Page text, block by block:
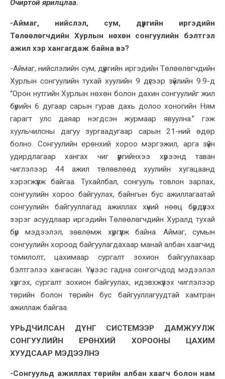
Очиртой ярилцлаа.
-Аймаг, нийслэл, сум, дүүргийн иргэдийн
Төлөөлөгчдийн Хурлын нөхөн сонгуулийн бэлтгэл
ажил хэр хангагдаж байна вэ?
-Аймаг, нийслэлийн сум, дүүргийн иргэдийн Төлөөлөгчдийн
Хурлын сонгуулийн тухай хуулийн 9 дүгээр зүйлийн 9.9-д
“Орон нутгийн Хурлын нөхөн болон дахин сонгуулийг жил
бүрийн 6 дугаар сарын гурав дахь долоо хоногийн Ням
гарагт улс даяар нэгдсэн журмаар явуулна.” гэж
хуульчилсны дагуу зургаадугаар сарын 21-ний өдөр
болно. Сонгуулийн ерөнхий хороо мэргэжил, арга зүйн
удирдлагаар хангах чиг үүргийнхээ хүрээнд таван
чиглэлээр 44 ажил төлөвлөөд хуулийн хугацаанд
хэрэгжүүлж байгаа. Тухайлбал, сонгууль товлон зарлах,
сонгуулийн хороо байгуулах, байнгын бус ажиллагаатай
сонгуулийн байгууллагад ажиллах хүний нөөц бүрдүүлэх
зэрэг асуудлаар иргэдийн Төлөөлөгчдийн Хуралд тухай
бүр мэдээлэл, зөвлөмж хүргүүлж байна. Аймаг, сумын
сонгуулийн хороод байгуулагдахаар манай албан хаагчид
томилолт, цахимаар сургалт зохион байгуулахаар
бэлтгэлээ хангасан. Үүнээс гадна сонгогчдод мэдээлэл
хүргэх, сургалт зохион байгуулах, идэвхжүүлэх чиглэлээр
төрийн болон төрийн бус байгууллагуудтай хамтран
ажиллаж байгаа.
УРЬДЧИЛСАН ДҮНГ СИСТЕМЭЭР ДАМЖУУЛЖ
СОНГУУЛИЙН ЕРӨНХИЙ ХОРООНЫ ЦАХИМ
ХУУДСААР МЭДЭЭЛНЭ
-Сонгуульд ажиллах төрийн албан хаагч болон нам